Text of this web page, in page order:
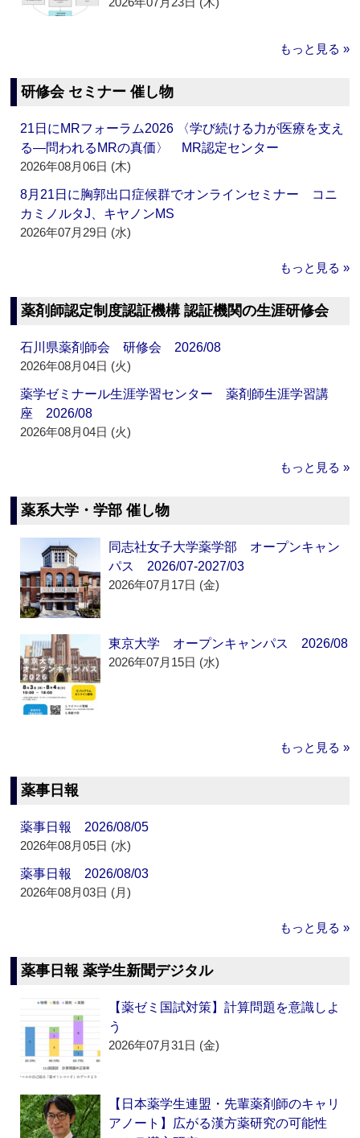
もっと見る »
研修会 セミナー 催し物
21日にMRフォーラム2026 〈学び続ける力が医療を支え
る―問われるMRの真価〉 MR認定センター
2026年08月06日 (木)
8月21日に胸郭出口症候群でオンラインセミナー コニ
カミノルタJ、キヤノンMS
2026年07月29日 (水)
もっと見る »
薬剤師認定制度認証機構 認証機関の生涯研修会
石川県薬剤師会 研修会 2026/08
2026年08月04日 (火)
薬学ゼミナール生涯学習センター 薬剤師生涯学習講
座 2026/08
2026年08月04日 (火)
もっと見る »
薬系大学・学部 催し物
同志社女子大学薬学部 オープンキャン
パス 2026/07-2027/03
2026年07月17日 (金)
東京大学 オープンキャンパス 2026/08
2026年07月15日 (水)
もっと見る »
薬事日報
薬事日報 2026/08/05
2026年08月05日 (水)
薬事日報 2026/08/03
2026年08月03日 (月)
もっと見る »
薬事日報 薬学生新聞デジタル
【薬ゼミ国試対策】計算問題を意識しよ
う
2026年07月31日 (金)
【日本薬学生連盟・先輩薬剤師のキャリ
アノート】広がる漢方薬研究の可能性